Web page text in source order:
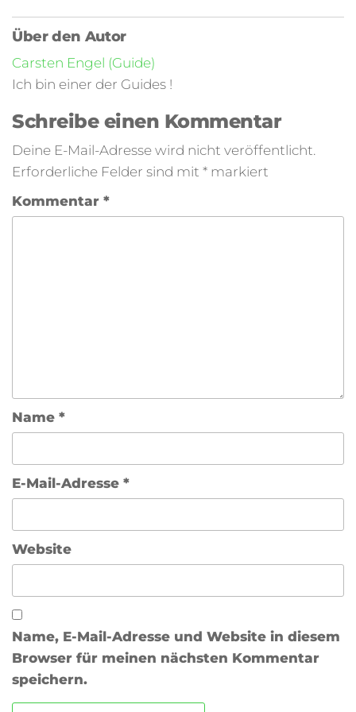
Über den Autor
Carsten Engel (Guide)
Ich bin einer der Guides !
Schreibe einen Kommentar
Deine E-Mail-Adresse wird nicht veröffentlicht.
Erforderliche Felder sind mit * markiert
Kommentar *
Name *
E-Mail-Adresse *
Website
Name, E-Mail-Adresse und Website in diesem
Browser für meinen nächsten Kommentar
speichern.